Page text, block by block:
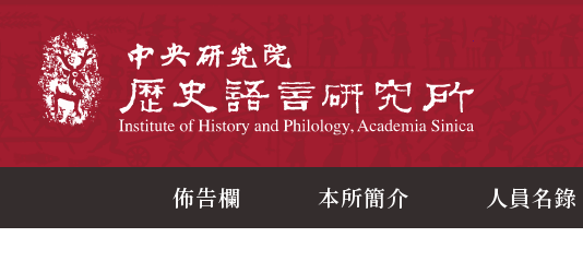
佈告欄 本所簡介 人員名錄